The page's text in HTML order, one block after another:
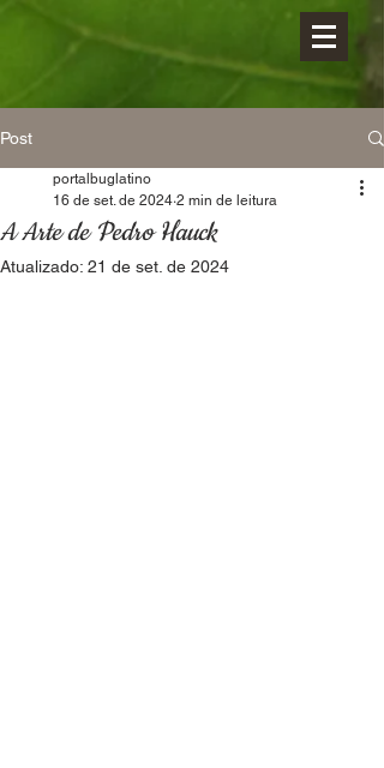
Post
A Arte de Pedro Hauck
portalbuglatino
16 de set. de 2024 2 min de leitura
Atualizado: 21 de set. de 2024